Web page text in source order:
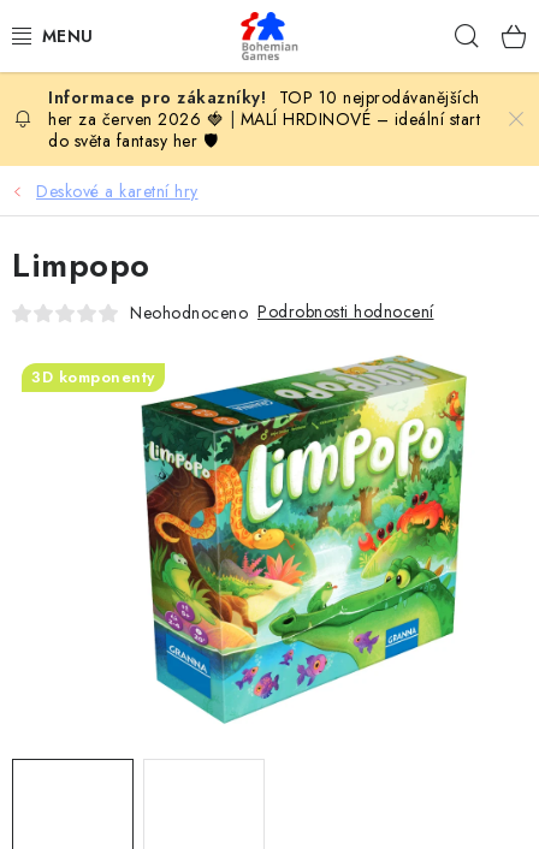
na
KOMPLETNÍ NABÍDKA HER
PODLE VĚKU
DESKOHERNÍ KLUBY, DDM, KNIHOVNY A JINÉ
ZÁJMOVÉ ORGANIZACE
ZÁKLADNÍ A MATEŘSKÉ ŠKOLY, STŘEDNÍ ŠKOLY A
JINÁ VZDĚLÁVACÍ ZAŘÍZENÍ
Doprava a platba
Podmínky ochrany osobních údajů
TOP 10 nejprodávanějších
her za červen 2026 🍓
MALÍ HRDINOVÉ – ideální start
do světa fantasy her 🛡️
Deskové a karetní hry
Limpopo
Neohodnoceno Podrobnosti hodnocení
3D komponenty